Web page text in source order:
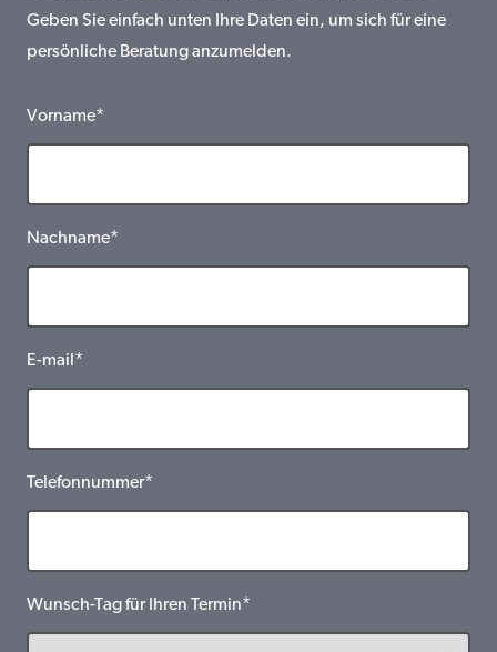
Geben Sie einfach unten Ihre Daten ein, um sich für eine
persönliche Beratung anzumelden.
Vorname*
Nachname*
E-mail*
Telefonnummer*
Wunsch-Tag für Ihren Termin*